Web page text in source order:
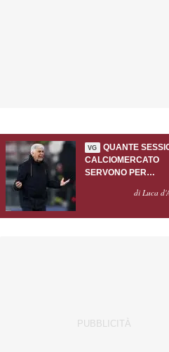
VG
QUANTE
CALCIOMERCATO
SERVONO PER
GASPERINI?di Luca